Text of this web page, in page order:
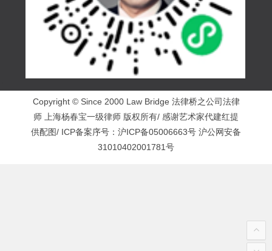
Copyright © Since 2000 Law Bridge 法律桥之公司法律
师 上海杨春宝一级律师 版权所有/ 感谢艺术家代建红提
供配图/ ICP备案序号： 沪ICP备05006663号 沪公网安备
31010402001781号